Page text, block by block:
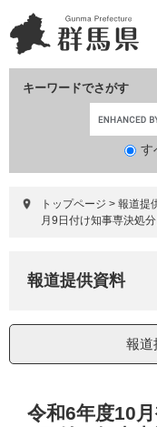
ー
ジ
ニ
ュ
て
キーワードでさがす
す
トップページ > 報道提
月9日付け知事専決処
報道提供資料
報道
令和6年度10